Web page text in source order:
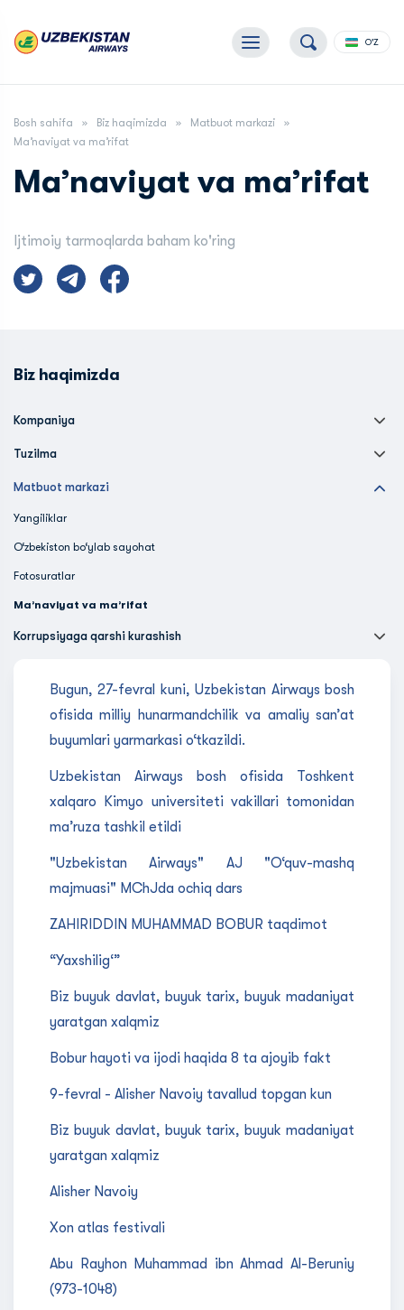
O'Z
Bosh sahifa Biz haqimizda
Matbuot markazi
Ma’naviyat va ma’rifat
Ma’naviyat va ma’rifat
Ijtimoiy tarmoqlarda baham ko'ring
Biz haqimizda
Kompaniya
Tuzilma
Matbuot markazi
Yangiliklar
O‘zbekiston bo‘ylab sayohat
Fotosuratlar
Ma’naviyat va ma’rifat
Korrupsiyaga qarshi kurashish
Bugun, 27-fevral kuni, Uzbekistan Airways bosh
ofisida milliy hunarmandchilik va amaliy san’at
buyumlari yarmarkasi o‘tkazildi.
Uzbekistan Airways bosh ofisida Toshkent
xalqaro Kimyo universiteti vakillari tomonidan
ma’ruza tashkil etildi
"Uzbekistan Airways" AJ "O‘quv-mashq
majmuasi" MChJda ochiq dars
ZAHIRIDDIN MUHAMMAD BOBUR taqdimot
“Yaxshilig‘”
Biz buyuk davlat, buyuk tarix, buyuk madaniyat
yaratgan xalqmiz
Bobur hayoti va ijodi haqida 8 ta ajoyib fakt
9-fevral - Alisher Navoiy tavallud topgan kun
Biz buyuk davlat, buyuk tarix, buyuk madaniyat
yaratgan xalqmiz
Alisher Navoiy
Xon atlas festivali
Abu Rayhon Muhammad ibn Ahmad Al-Beruniy
(973-1048)